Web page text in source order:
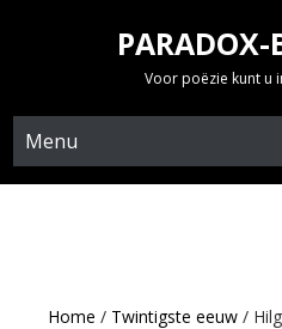
PARADOX-
Voor poëzie kunt u
Menu
Home / Twintigste eeuw /